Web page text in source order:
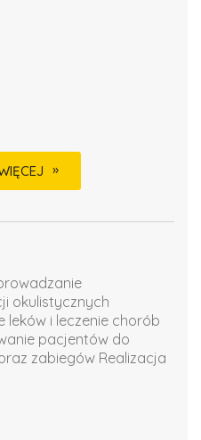
okulistycznych
leków i leczenie chorób
pacjentów do
zabiegów Realizacja